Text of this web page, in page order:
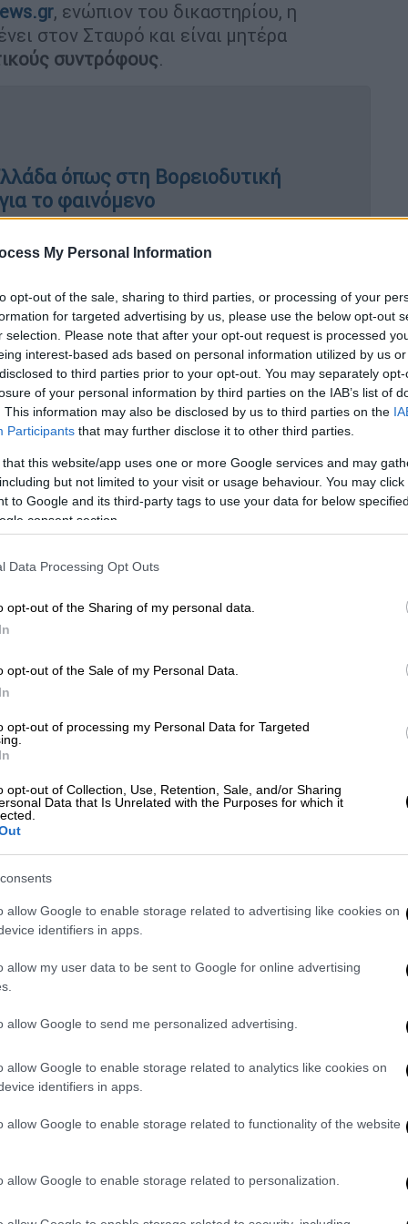
My Personal Information
opt-out of the sale, sharing to third parties, or processing of your
for targeted advertising by us, please use the below opt-out
selection. Please note that after your opt-out request is processed
interest-based ads based on personal information utilized by us
to third parties prior to your opt-out. You may separately
of your personal information by third parties on the IAB’s list of
This information may also be disclosed by us to third parties on the
Participants that may further disclose it to other third parties.
that this website/app uses one or more Google services and may
but not limited to your visit or usage behaviour. You may
to Google and its third-party tags to use your data for below
consent section.
Data Processing Opt Outs
opt-out of the Sharing of my personal data.
opt-out of the Sale of my Personal Data.
opt-out of processing my Personal Data for Targeted
opt-out of Collection, Use, Retention, Sale, and/or Sharing
Data that Is Unrelated with the Purposes for which it
allow Google to enable storage related to advertising like cookies on
identifiers in apps.
allow my user data to be sent to Google for online advertising
allow Google to send me personalized advertising.
allow Google to enable storage related to analytics like cookies on
identifiers in apps.
allow Google to enable storage related to functionality of the website
allow Google to enable storage related to personalization.
, ενώπιον του δικαστηρίου, η
στον Σταυρό και είναι μητέρα
συντρόφους.
όπως στη Βορειοδυτική
το φαινόμενο
Εισέπρατταν προνοιακά
άλλων πολιτών
στο Νοσοκομείο Χανίων, ενώ το
ζωή του στη ΜΕΘ του ΠΑΓΝΗ. Η ίδια
εκ των οποίων οι δύο διεκόπησαν, ενώ
μετά από οδηγία γιατρού, λόγω κακής
ψέματα που μετέτρεψαν την
έτσι επειδή τρομοκρατήθηκε με την
της.
Μονομελές Πλημμελειοδικείο
της.
τηνκατάθεση του αστυνομικού
Χανίων, όπου είχε
του.
ένα παιδί σε εξαιρετικά
το οποίο επανέφεραν οι
Όταν ρώτησα πού βρίσκεται η μητέρα,
με την οποία όμως ήταν αδύνατο να
δήλωσε ως τόπο κατοικίας τα
συνέχεια ισχυρίστηκε ότι εργάζεται
αποδείχθηκαν αναληθή. Κατόπιν,
την αδελφή της τις ώρες που η ίδια
αδελφής της το είχαν χτυπήσει.
ότι το παιδί έπεσε από τις
το μετέφερε με ταξί στο νοσοκομείο. Η
ότι το κοριτσάκι έφτασε αναίσθητο,
και είχε υποστεί αιμάτωμα στον
δύο παιδιά που φέρεται να είχε
με τα λεγόμενά της, είχαν πεθάνει.
ο οποίος διέταξε την άμεση σύλληψη